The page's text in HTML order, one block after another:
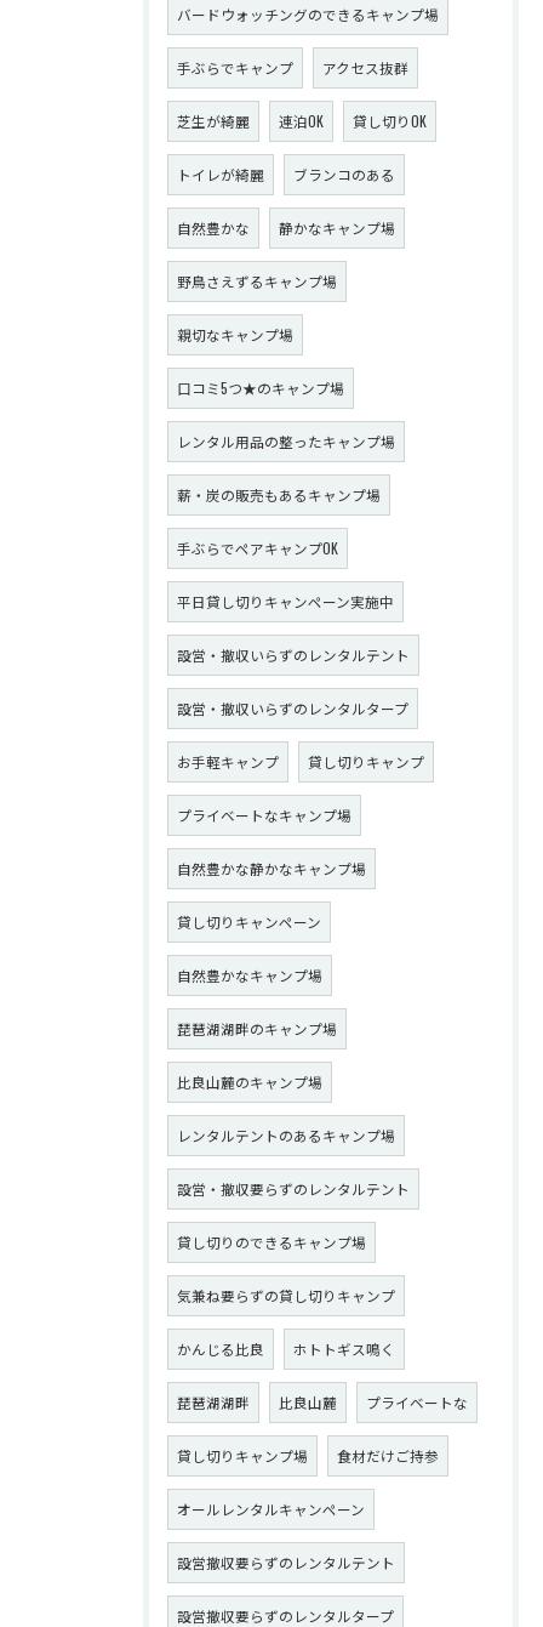
バードウォッチングのできるキャンプ場
手ぶらでキャンプ アクセス抜群
芝生が綺麗 連泊OK 貸し切りOK
トイレが綺麗 ブランコのある
自然豊かな 静かなキャンプ場
野鳥さえずるキャンプ場
親切なキャンプ場
口コミ5つ★のキャンプ場
レンタル用品の整ったキャンプ場
薪・炭の販売もあるキャンプ場
手ぶらでペアキャンプOK
平日貸し切りキャンペーン実施中
設営・撤収いらずのレンタルテント
設営・撤収いらずのレンタルタープ
お手軽キャンプ 貸し切りキャンプ
プライベートなキャンプ場
自然豊かな静かなキャンプ場
貸し切りキャンペーン
自然豊かなキャンプ場
琵琶湖湖畔のキャンプ場
比良山麓のキャンプ場
レンタルテントのあるキャンプ場
設営・撤収要らずのレンタルテント
貸し切りのできるキャンプ場
気兼ね要らずの貸し切りキャンプ
かんじる比良 ホトトギス鳴く
琵琶湖湖畔 比良山麓 プライベートな
貸し切りキャンプ場 食材だけご持参
オールレンタルキャンペーン
設営撤収要らずのレンタルテント
設営撤収要らずのレンタルタープ